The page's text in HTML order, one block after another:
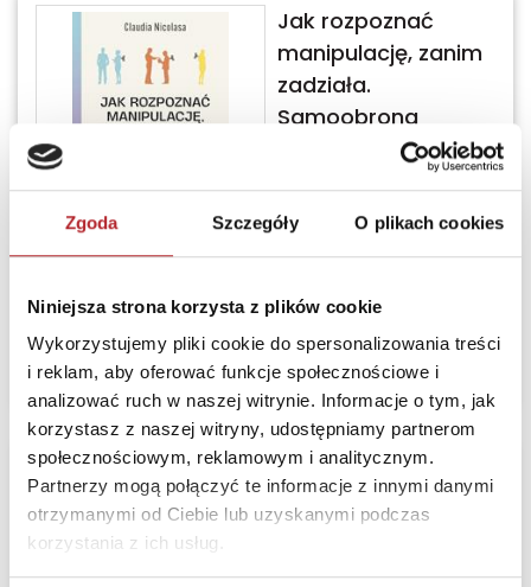
Zgoda Szczegóły O plikach cookies
Niniejsza strona korzysta z plików cookie
Wykorzystujemy pliki cookie do spersonalizowania treści
i reklam, aby oferować funkcje społecznościowe i
analizować ruch w naszej witrynie. Informacje o tym, jak
korzystasz z naszej witryny, udostępniamy partnerom
społecznościowym, reklamowym i analitycznym.
Partnerzy mogą połączyć te informacje z innymi danymi
otrzymanymi od Ciebie lub uzyskanymi podczas
korzystania z ich usług.
Jak rozpoznać
manipulację, zanim
zadziała.
Samoobrona
psychologiczna
Termin realizacji 24H
(brutto):
Zaloguj się, żeby kupić
Trening intuicji -
twojej osobistej siły
Feeria